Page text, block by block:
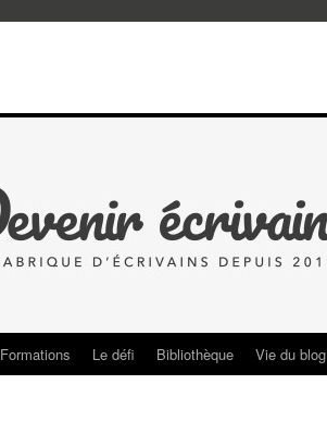
Formations Le défi Bibliothèque Vie du blog